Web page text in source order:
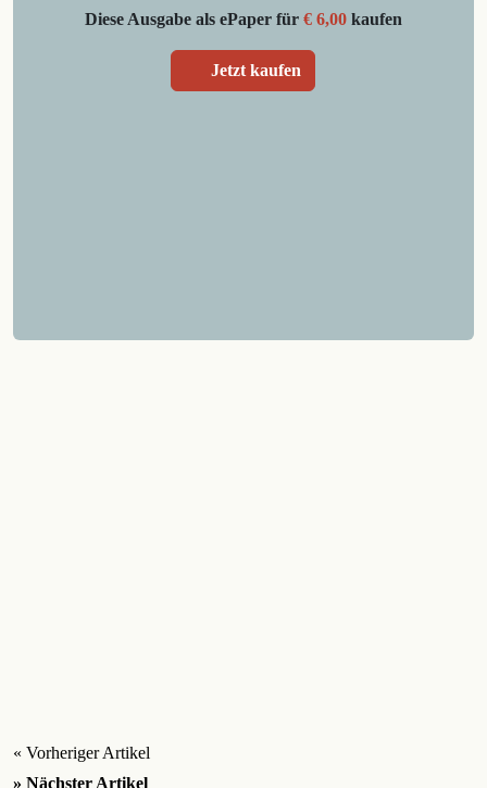
Diese Ausgabe als ePaper für € 6,00kaufen
Jetzt kaufen
« Vorheriger Artikel
» Nächster Artikel